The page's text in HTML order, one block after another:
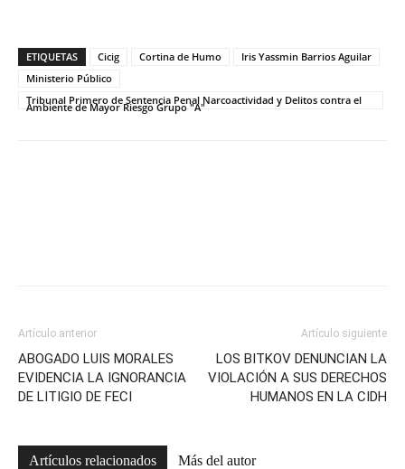
ETIQUETAS Cicig Cortina de Humo
Iris Yassmin Barrios Aguilar
Ministerio Público
Tribunal Primero de Sentencia Penal Narcoactividad y Delitos contra el
Ambiente de Mayor Riesgo Grupo "A"
Artículo anterior
ABOGADO LUIS MORALES
EVIDENCIA LA IGNORANCIA
DE LITIGIO DE FECI
Artículo siguiente
LOS BITKOV DENUNCIAN LA
VIOLACIÓN A SUS DERECHOS
HUMANOS EN LA CIDH
Artículos relacionados Más del autor